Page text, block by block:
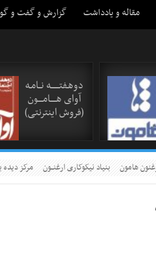
مقاله و یادداشت گزارش و گفت و گو
دوهـفتـــــــه نــامـه
آوای هـــــامــــون
(فروش اینترنتی)
هامون بنیاد نیکوکاری ارغنــون مرکز